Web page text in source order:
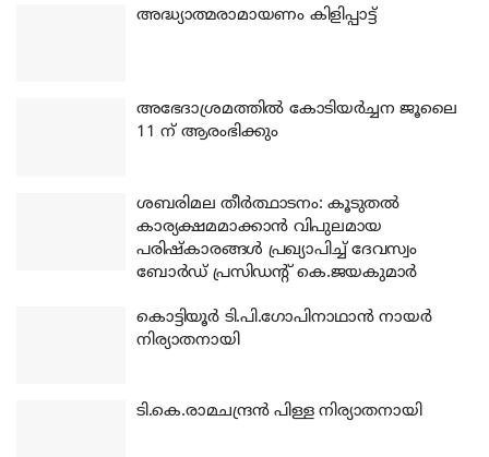
അദ്ധ്യാത്മരാമായണം കിളിപ്പാട്ട്
അഭേദാശ്രമത്തില്‍ കോടിയര്‍ച്ചന ജൂലൈ
11 ന് ആരംഭിക്കും
ശബരിമല തീര്‍ത്ഥാടനം: കൂടുതല്‍
കാര്യക്ഷമമാക്കാന്‍ വിപുലമായ
പരിഷ്‌കാരങ്ങള്‍ പ്രഖ്യാപിച്ച് ദേവസ്വം
ബോര്‍ഡ് പ്രസിഡന്റ് കെ.ജയകുമാര്‍
കൊട്ടിയൂര്‍ ടി.പി.ഗോപിനാഥാന്‍ നായര്‍
നിര്യാതനായി
ടി.കെ.രാമചന്ദ്രന്‍ പിള്ള നിര്യാതനായി